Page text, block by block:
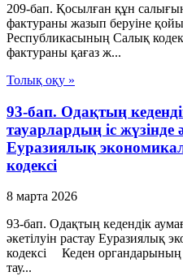
209-бап. Қосылған құн
фактураны жазып беруіне
Республикасының Салық
фактураны қағаз ж...
Толық оқу »
93-бап. Одақтың
тауарлардың іс жүзінде
Еуразиялық
кодексі
8 марта 2026
93-бап. Одақтың кедендік
әкетілуін растау Еуразиялық
кодексі Кеден органдарының
тау...